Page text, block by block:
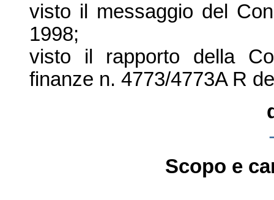
visto il messaggio del
1998;
visto il rapporto della
finanze n. 4773/4773A R
Scopo e